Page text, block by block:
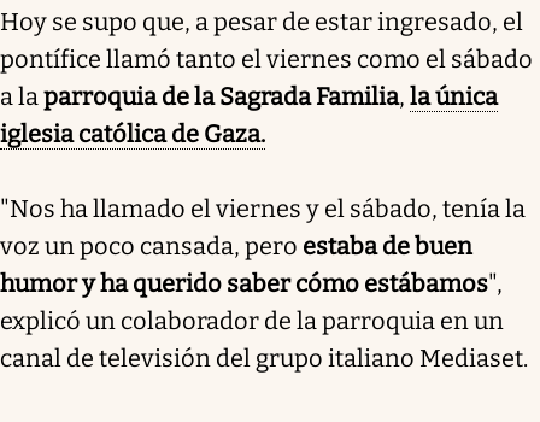
Hoy se supo que, a pesar de estar ingresado, el
pontífice llamó tanto el viernes como el sábado
a laparroquia de la Sagrada Familia, la única
iglesia católica de Gaza.
"Nos ha llamado el viernes y el sábado, tenía la
voz un poco cansada, pero estaba de buen
humor y ha querido saber cómo estábamos",
explicó un colaborador de la parroquia en un
canal de televisión del grupo italiano Mediaset.